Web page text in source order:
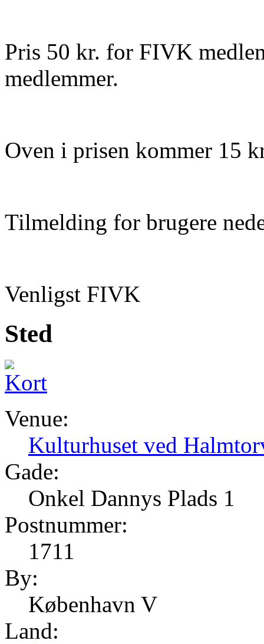
Pris 50 kr. for FIVK
medlemmer.
Oven i prisen kommer 15
Tilmelding for brugere
Venligst FIVK
Sted
Venue:
Kulturhuset ved
Gade:
Onkel Dannys Plads 1
Postnummer:
1711
By:
København V
Land: